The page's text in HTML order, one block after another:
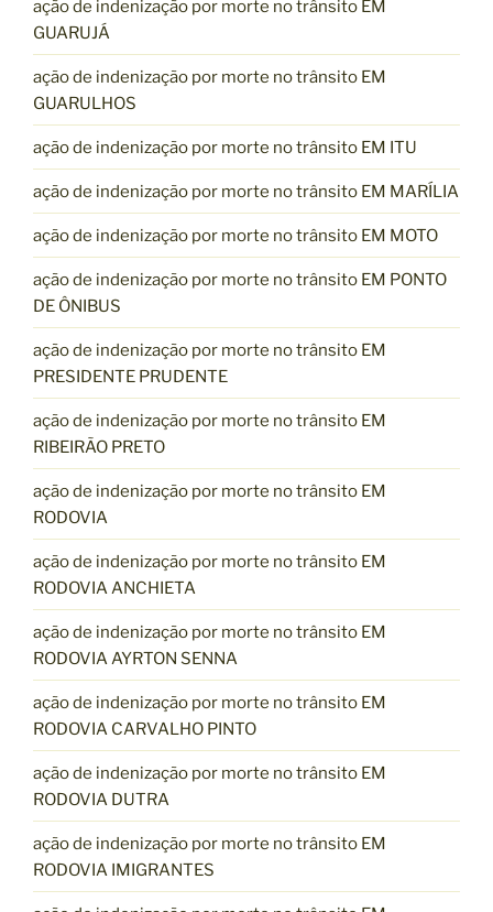
ação de indenização por morte no trânsito EM
GUARUJÁ
ação de indenização por morte no trânsito EM
GUARULHOS
ação de indenização por morte no trânsito EM ITU
ação de indenização por morte no trânsito EM MARÍLIA
ação de indenização por morte no trânsito EM MOTO
ação de indenização por morte no trânsito EM PONTO
DE ÔNIBUS
ação de indenização por morte no trânsito EM
PRESIDENTE PRUDENTE
ação de indenização por morte no trânsito EM
RIBEIRÃO PRETO
ação de indenização por morte no trânsito EM
RODOVIA
ação de indenização por morte no trânsito EM
RODOVIA ANCHIETA
ação de indenização por morte no trânsito EM
RODOVIA AYRTON SENNA
ação de indenização por morte no trânsito EM
RODOVIA CARVALHO PINTO
ação de indenização por morte no trânsito EM
RODOVIA DUTRA
ação de indenização por morte no trânsito EM
RODOVIA IMIGRANTES